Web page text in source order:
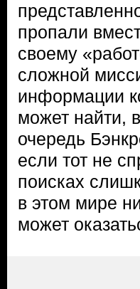
пропали
своему
сложной
информации
может найти,
очередь
если тот не
поисках
в этом мире
может